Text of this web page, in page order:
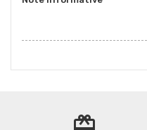
redeem